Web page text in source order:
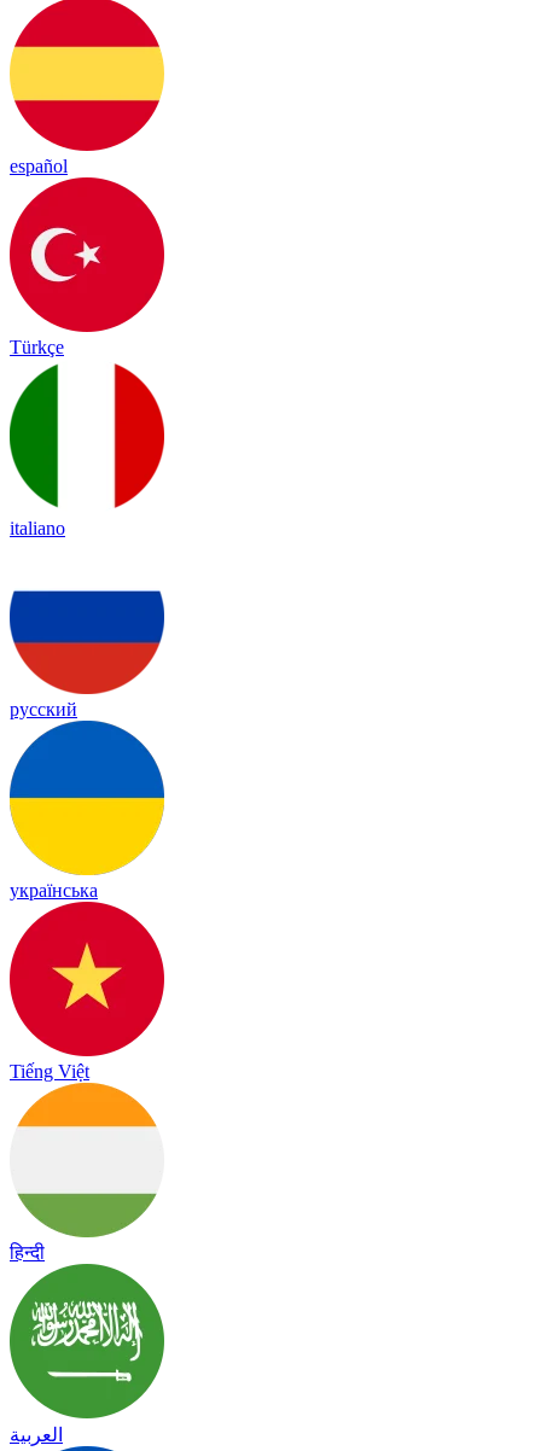
español
Türkçe
italiano
русский
українська
Tiếng Việt
हिन्दी
العربية